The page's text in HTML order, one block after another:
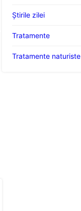
Știrile zilei
Tratamente
Tratamente naturiste